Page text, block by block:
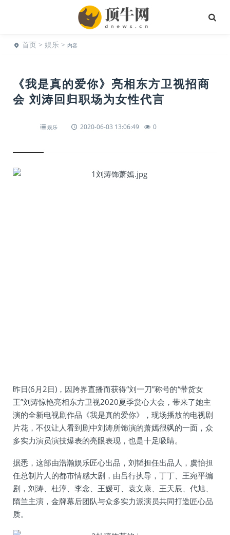
首页 > 娱乐 > 内容
《我是真的爱你》亮相东方卫视招商
会 刘涛回归职场为女性代言
娱乐 2020-06-03 13:06:49 0
昨日(6月2日)，因跨界直播而获得“刘一刀”称号的“带货女
王”刘涛惊艳亮相东方卫视2020夏季赏心大会，带来了她主
演的全新电视剧作品《我是真的爱你》，现场播放的电视剧
片花，不仅让人看到剧中刘涛所饰演的萧嫣很飒的一面，众
多实力演员演技爆表的亮眼表现，也是十足吸睛。
据悉，这部由浩瀚娱乐匠心出品，刘韬担任出品人，虞怡担
任总制片人的都市情感大剧，由吕行执导，丁丁、王宛平编
剧，刘涛、杜淳、李念、王媛可、袁文康、王天辰、代旭、
隋兰主演，金牌幕后团队与众多实力派演员共同打造匠心品
质。